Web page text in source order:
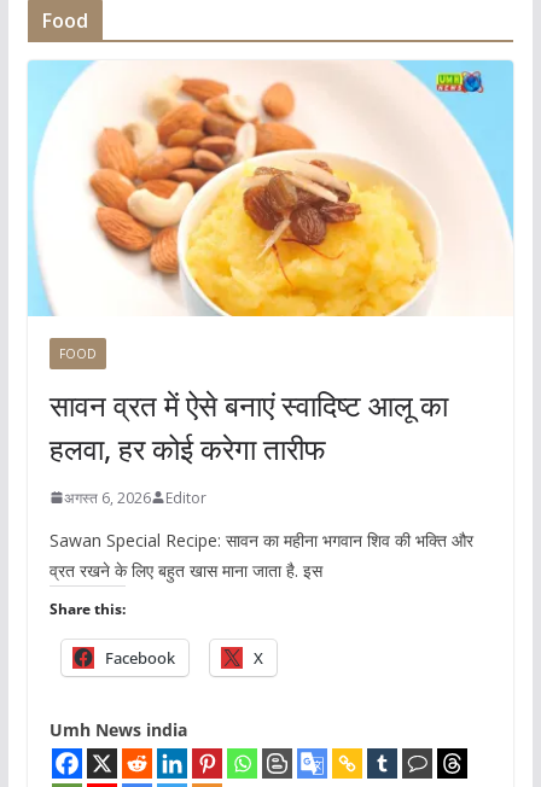
Food
FOOD
सावन व्रत में ऐसे बनाएं स्वादिष्ट आलू का
हलवा, हर कोई करेगा तारीफ
अगस्त 6, 2026 Editor
Sawan Special Recipe: सावन का महीना भगवान शिव की भक्ति और
व्रत रखने के लिए बहुत खास माना जाता है. इस
Share this:
Facebook X
Umh News india